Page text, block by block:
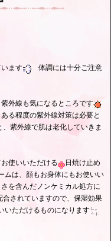
ます
体調には十分ご注意
外線も気になるところです
る程度の紫外線対策は必要と
紫外線で肌は老化していきま
使いいただける
日焼け止め
は、顔もお身体にもお使いい
を含んだノンケミカル処方に
されていますので、保湿効果
いただけるものになります